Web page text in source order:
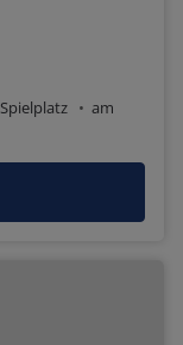
Spielplatz
am